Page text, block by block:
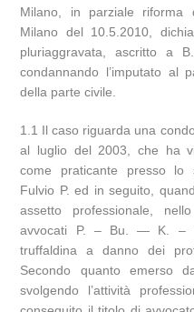
Milano, in parziale riforma
Milano del 10.5.2010,
pluriaggravata, ascritto a
condannando l’imputato al
della parte civile.
1.1 Il caso riguarda una
al luglio del 2003, che ha
come praticante presso lo
Fulvio P. ed in seguito,
assetto professionale,
avvocati P. – Bu. — K. –
truffaldina a danno dei
Secondo quanto emerso
svolgendo l’attività